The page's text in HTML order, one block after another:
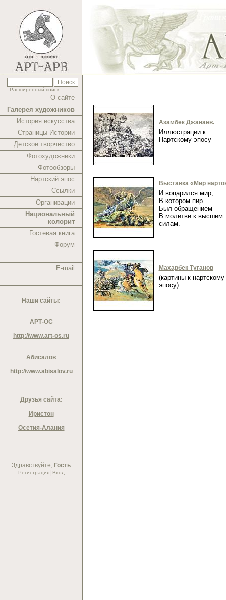
Расширенный поиск
О сайте
Галерея художников
История искусства
Страницы Истории
Детское творчество
Фотохудожники
Фотообзоры
Нартский эпос
Ссылки
Организации
Национальный
колорит
Гостевая книга
Форум
E-mail
Наши сайты:
АРТ-ОС
http://www.art-os.ru
Абисалов
http://www.abisalov.ru
Друзья сайта:
Иристон
Осетия-Алания
Здравствуйте, Гость
Регистрация| Вход
Азамбек Джанаев.
Иллюстрации к
Нартскому эпосу
Выставка «Мир
И воцарился мир,
В котором пир
Был обращением
В молитве к высшим
силам.
Махарбек Туганов
(картины к нартскому
эпосу)